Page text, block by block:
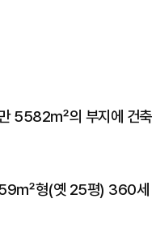
만 5582㎡의 부지에 건축
㎡형(옛 25평) 360세